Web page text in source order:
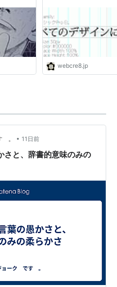
のないものであり、具体
できる一方で様態やこ
こともあります。
龍之Research HomePage
ある。意味を言語に本質
、あるいはそれを非本
う言葉と「言葉」という
ものとして扱っているの
である以上、その関わり
私は考える。
webcre8.jp
。 • 11日前
さと、辞書的意味のみの